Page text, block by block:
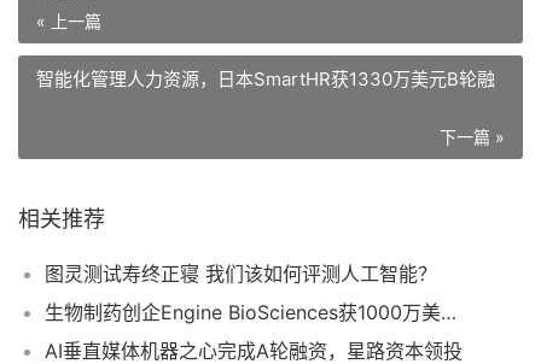
« 上一篇
智能化管理人力资源，日本SmartHR获1330万美元B轮融
下一篇 »
相关推荐
图灵测试寿终正寝 我们该如何评测人工智能？
生物制药创企Engine BioSciences获1000万美元种子轮融资
AI垂直媒体机器之心完成A轮融资，星路资本领投